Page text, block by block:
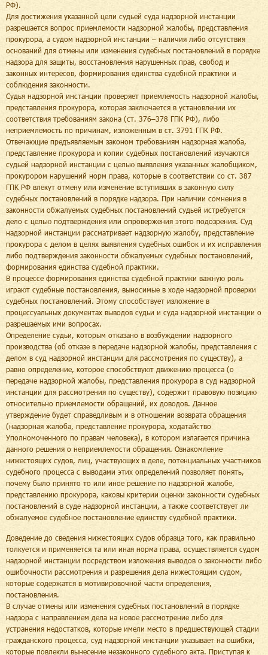
РФ).
Для достижения указанной цели судьей суда надзорной инстанции
разрешается вопрос приемлемости надзорной жалобы, представления
прокурора, а судом надзорной инстанции – наличия либо отсутствия
оснований для отмены или изменения судебных постановлений в порядке
надзора для защиты, восстановления нарушенных прав, свобод и
законных интересов, формирования единства судебной практики и
соблюдения законности.
Судья надзорной инстанции проверяет приемлемость надзорной жалобы,
представления прокурора, которая заключается в установлении их
соответствия требованиям закона (ст. 376–378 ГПК РФ), либо
неприемлемость по причинам, изложенным в ст. 3791 ГПК РФ.
Отвечающие предъявляемым законом требованиям надзорная жалоба,
представление прокурора и копии судебных постановлений изучаются
судьей надзорной инстанции с целью выявления указанных жалобщиком,
прокурором нарушений норм права, которые в соответствии со ст. 387
ГПК РФ влекут отмену или изменение вступивших в законную силу
судебных постановлений в порядке надзора. При наличии сомнения в
законности обжалуемых судебных постановлений судьей истребуется
дело с целью подтверждения или опровержения этого подозрения. Суд
надзорной инстанции рассматривает надзорную жалобу, представление
прокурора с делом в целях выявления судебных ошибок и их исправления
либо подтверждения законности обжалуемых судебных постановлений,
формирования единства судебной практики.
В процессе формирования единства судебной практики важную роль
играют судебные постановления, выносимые в ходе надзорной проверки
судебных постановлений. Этому способствует изложение в
процессуальных документах выводов судьи и суда надзорной инстанции о
разрешаемых ими вопросах.
Определение судьи, которым отказано в возбуждении надзорного
производства (об отказе в передаче надзорной жалобы, представления с
делом в суд надзорной инстанции для рассмотрения по существу), а
равно определение, которое способствуют движению процесса (о
передаче надзорной жалобы, представления прокурора в суд надзорной
инстанции для рассмотрения по существу), содержит правовую позицию
относительно приемлемости обращений, их доводов. Данное
утверждение будет справедливым и в отношении возврата обращения
(надзорная жалоба, представление прокурора, ходатайство
Уполномоченного по правам человека), в котором излагается причина
данного решения о неприемлемости обращения. Ознакомление
нижестоящих судов, лиц, участвующих в деле, потенциальных участников
судебного процесса с выводами этих определений позволяет понять,
почему было принято то или иное решение по надзорной жалобе,
представлению прокурора, каковы критерии оценки законности судебных
постановлений в суде надзорной инстанции, а также соответствует ли
обжалуемое судебное постановление единству судебной практики.
Доведение до сведения нижестоящих судов образца того, как правильно
толкуется и применяется та или иная норма права, осуществляется судом
надзорной инстанции посредством изложения выводов о законности либо
ошибочности рассмотрения и разрешения дела нижестоящим судом,
которые содержатся в мотивировочной части определения,
постановления.
В случае отмены или изменения судебных постановлений в порядке
надзора с направлением дела на новое рассмотрение либо для
устранения недостатков, которые имели место в предшествующей стадии
гражданского процесса, суд надзорной инстанции указывает на ошибки,
которые повлекли вынесение незаконного судебного акта. Приступая к